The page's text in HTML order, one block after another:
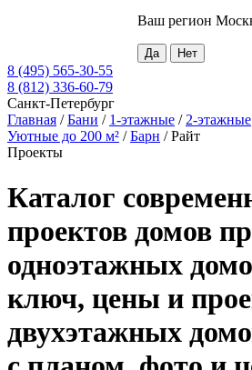
Ваш регион
8 (495) 565-30-55
8 (812) 336-60-79
Санкт-Петербург
Главная /Бани / 1-этажные / 2-этажные
Уютные до 200 м² /Барн /Райт
Проекты
Каталог
проектов домов
одноэтажных
ключ, цены и
двухэтажных